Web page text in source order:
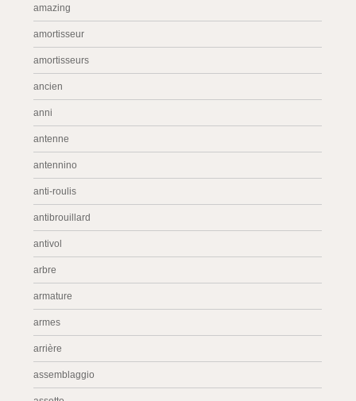
amazing
amortisseur
amortisseurs
ancien
anni
antenne
antennino
anti-roulis
antibrouillard
antivol
arbre
armature
armes
arrière
assemblaggio